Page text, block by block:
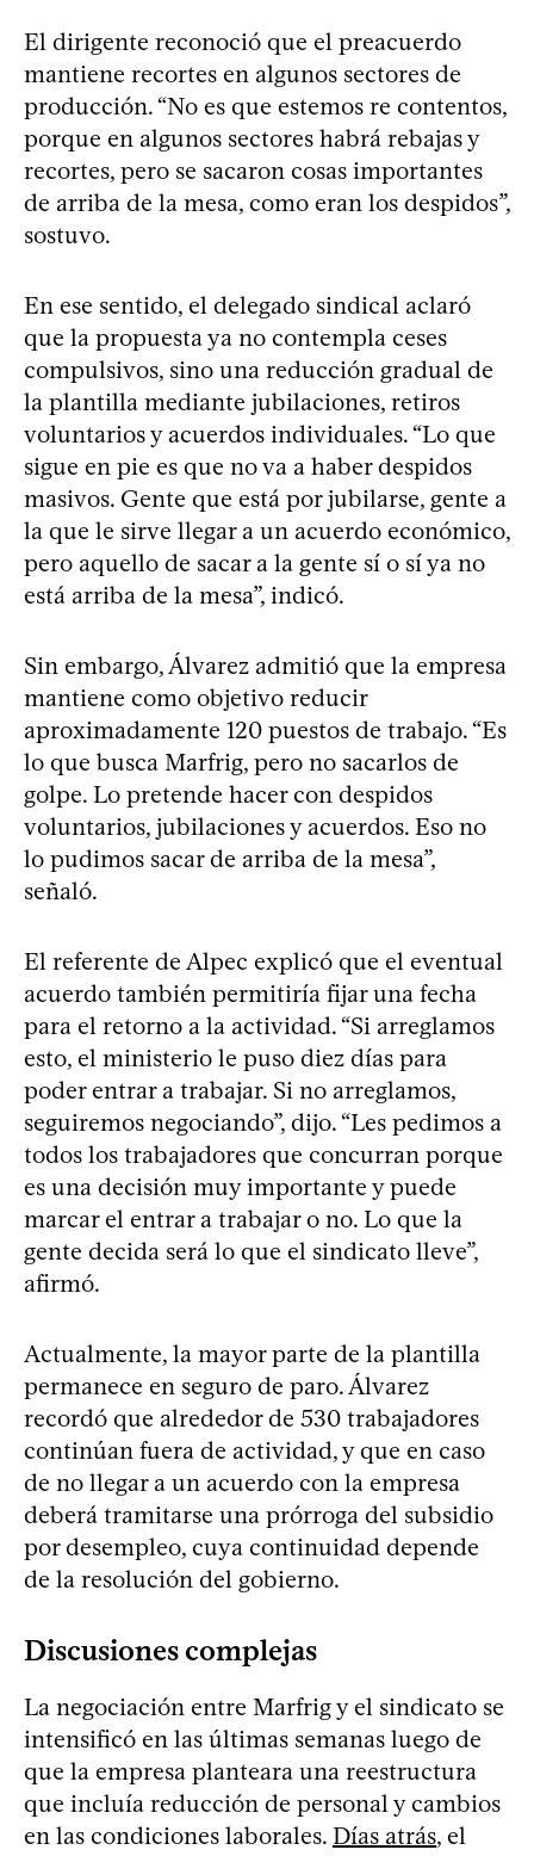
El dirigente reconoció que el preacuerdo
mantiene recortes en algunos sectores de
producción. “No es que estemos re contentos,
porque en algunos sectores habrá rebajas y
recortes, pero se sacaron cosas importantes
de arriba de la mesa, como eran los despidos”,
sostuvo.
En ese sentido, el delegado sindical aclaró
que la propuesta ya no contempla ceses
compulsivos, sino una reducción gradual de
la plantilla mediante jubilaciones, retiros
voluntarios y acuerdos individuales. “Lo que
sigue en pie es que no va a haber despidos
masivos. Gente que está por jubilarse, gente a
la que le sirve llegar a un acuerdo económico,
pero aquello de sacar a la gente sí o sí ya no
está arriba de la mesa”, indicó.
Sin embargo, Álvarez admitió que la empresa
mantiene como objetivo reducir
aproximadamente 120 puestos de trabajo. “Es
lo que busca Marfrig, pero no sacarlos de
golpe. Lo pretende hacer con despidos
voluntarios, jubilaciones y acuerdos. Eso no
lo pudimos sacar de arriba de la mesa”,
señaló.
El referente de Alpec explicó que el eventual
acuerdo también permitiría fijar una fecha
para el retorno a la actividad. “Si arreglamos
esto, el ministerio le puso diez días para
poder entrar a trabajar. Si no arreglamos,
seguiremos negociando”, dijo. “Les pedimos a
todos los trabajadores que concurran porque
es una decisión muy importante y puede
marcar el entrar a trabajar o no. Lo que la
gente decida será lo que el sindicato lleve”,
afirmó.
Actualmente, la mayor parte de la plantilla
permanece en seguro de paro. Álvarez
recordó que alrededor de 530 trabajadores
continúan fuera de actividad, y que en caso
de no llegar a un acuerdo con la empresa
deberá tramitarse una prórroga del subsidio
por desempleo, cuya continuidad depende
de la resolución del gobierno.
Discusiones complejas
La negociación entre Marfrig y el sindicato se
intensificó en las últimas semanas luego de
que la empresa planteara una reestructura
que incluía reducción de personal y cambios
en las condiciones laborales. Días atrás, el